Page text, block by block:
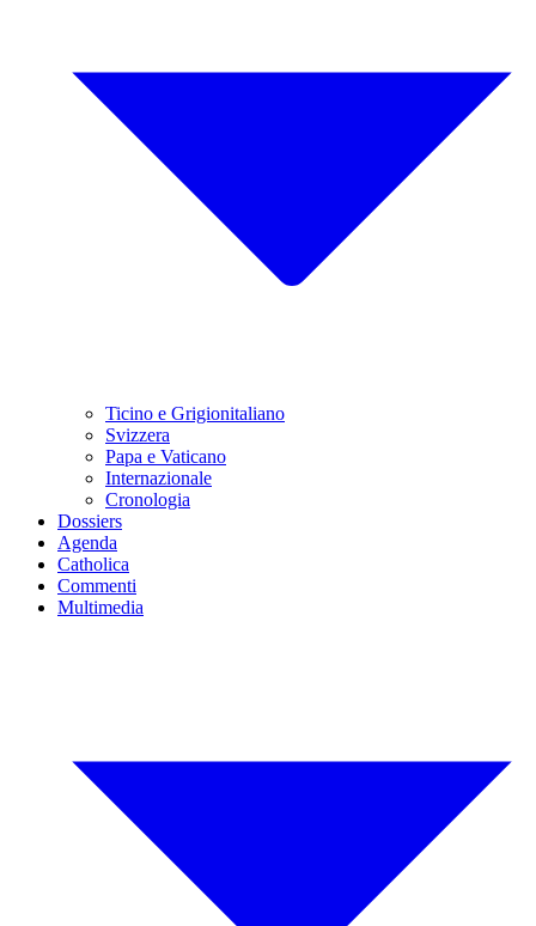
Ticino e Grigionitaliano
Svizzera
Papa e Vaticano
Internazionale
Cronologia
Dossiers
Agenda
Catholica
Commenti
Multimedia